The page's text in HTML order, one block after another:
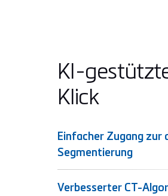
KI-
Klick
Einfacher Zugang zur
Segmentierung
Verbesserter CT-